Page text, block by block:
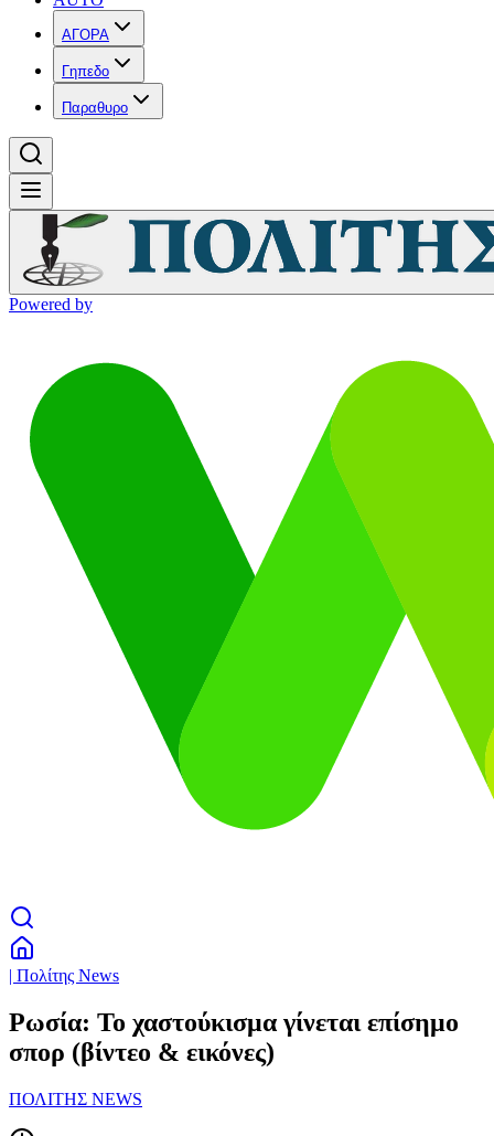
ΑΓΟΡΑ
Γηπεδο
Παραθυρο
Powered by
| Πολίτης News
Ρωσία: Το χαστούκισμα γίνεται επίσημο
σπορ (βίντεο & εικόνες)
ΠΟΛΙΤΗΣ NEWS